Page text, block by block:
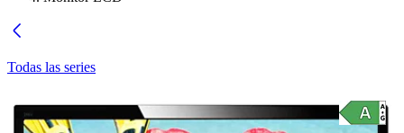
Todas las series